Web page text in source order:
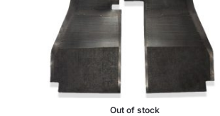
Out of stock